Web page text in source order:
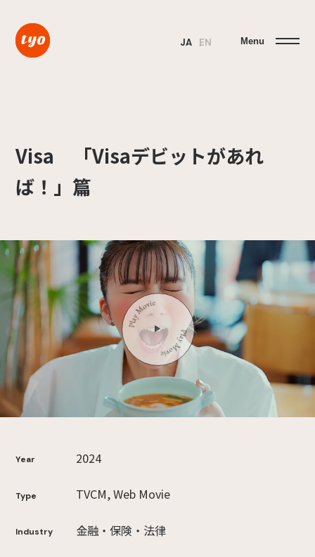
JA EN Menu
Visa 「Visaデビットがあれ
ば！」篇
Year 2024
Type TVCM, Web Movie
Industry 金融・保険・法律